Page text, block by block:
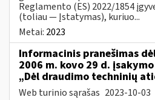
Reglamento (ES) 2022/1854
(toliau — Įstatymas), kuriuo...
Metai: 2023
Informacinis pranešimas
2006 m. kovo 29 d.
„Dėl draudimo techninių
Web turinio sąrašas 2023-10-03